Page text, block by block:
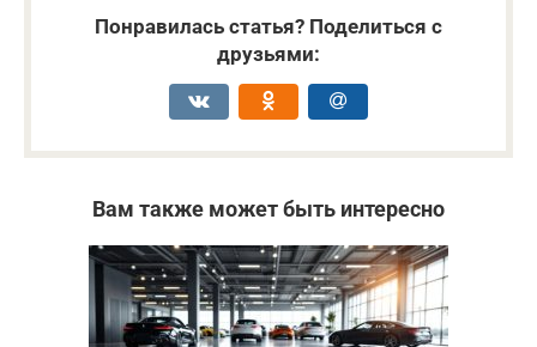
Понравилась статья? Поделиться с
друзьями:
Вам также может быть интересно